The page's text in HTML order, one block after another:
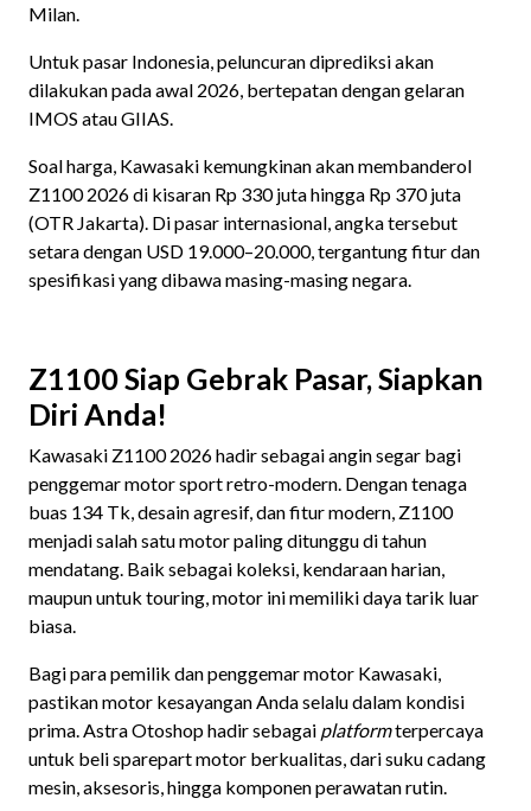
Milan.
Untuk pasar Indonesia, peluncuran diprediksi akan
dilakukan pada awal 2026, bertepatan dengan gelaran
IMOS atau GIIAS.
Soal harga, Kawasaki kemungkinan akan membanderol
Z1100 2026 di kisaran Rp 330 juta hingga Rp 370 juta
(OTR Jakarta). Di pasar internasional, angka tersebut
setara dengan USD 19.000–20.000, tergantung fitur dan
spesifikasi yang dibawa masing-masing negara.
Z1100 Siap Gebrak Pasar, Siapkan
Diri Anda!
Kawasaki Z1100 2026 hadir sebagai angin segar bagi
penggemar motor sport retro-modern. Dengan tenaga
buas 134 Tk, desain agresif, dan fitur modern, Z1100
menjadi salah satu motor paling ditunggu di tahun
mendatang. Baik sebagai koleksi, kendaraan harian,
maupun untuk touring, motor ini memiliki daya tarik luar
biasa.
Bagi para pemilik dan penggemar motor Kawasaki,
pastikan motor kesayangan Anda selalu dalam kondisi
prima. Astra Otoshop hadir sebagai platformterpercaya
untuk beli sparepart motor berkualitas, dari suku cadang
mesin, aksesoris, hingga komponen perawatan rutin.